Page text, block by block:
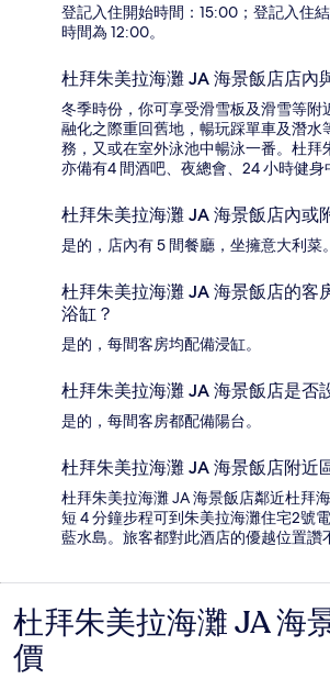
登記入住開始時間：15:00；登記入住
時間為 12:00。
杜拜朱美拉海灘 JA 海景飯店店內
冬季時份，你可享受滑雪板及滑雪等附
融化之際重回舊地，暢玩踩單車及潛水
務，又或在室外泳池中暢泳一番。杜拜
亦備有4 間酒吧、夜總會、24 小時健身
杜拜朱美拉海灘 JA 海景飯店內或
是的，店內有 5 間餐廳，坐擁意大利菜。
杜拜朱美拉海灘 JA 海景飯店的客
浴缸？
是的，每間客房均配備浸缸。
杜拜朱美拉海灘 JA 海景飯店是否
是的，每間客房都配備陽台。
杜拜朱美拉海灘 JA 海景飯店附近
杜拜朱美拉海灘 JA 海景飯店鄰近杜拜
短 4 分鐘步程可到朱美拉海灘住宅2號
藍水島。旅客都對此酒店的優越位置讚
評
價
杜拜朱美拉海灘 JA 海
價